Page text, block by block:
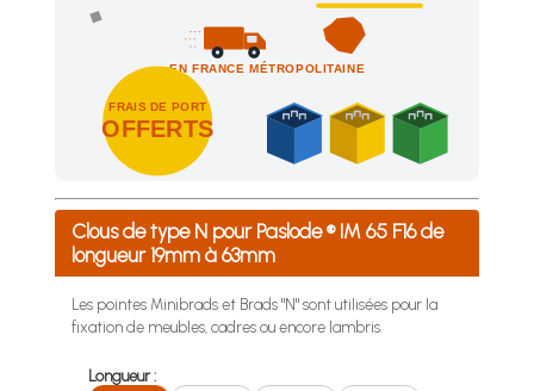
EN FRANCE MÉTROPOLITAINE
FRAIS DE PORT
OFFERTS
Achetez 4 sachets ou boîtes d'agrafes ou de pointes et
Clous de type N pour Paslode ® IM 65 F16 de
longueur 19mm à 63mm
Les pointes Minibrads et Brads "N" sont utilisées pour la
fixation de meubles, cadres ou encore lambris.
Longueur :